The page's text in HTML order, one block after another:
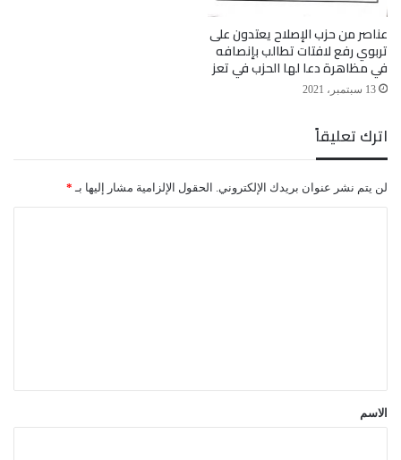
المحافظات التي لاتزال تحت سيطرة المليشيات الحوثية
المدعومة إيرانياً
عناصر من حزب الإصلاح يعتدون على
تربوي رفع لافتات تطالب بإنصافه
في مظاهرة دعا لها الحزب في تعز
13 سبتمبر، 2021
اترك تعليقاً
لن يتم نشر عنوان بريدك الإلكتروني. الحقول الإلزامية مشار إليها بـ *
*الاسم